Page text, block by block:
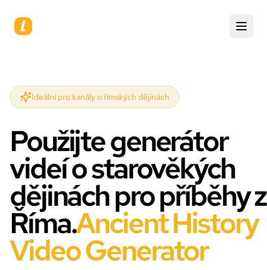
Ideální pro kanály o římských dějinách
Použijte generátor
videí o starověkých
dějinách pro příběhy z
Říma.Ancient History
Video Generator